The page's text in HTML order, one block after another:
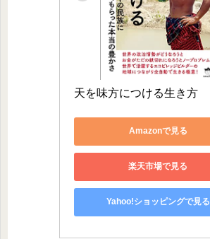
天を味方につける生き方
Amazonで見る
楽天市場で見る
Yahoo!ショッピングで見る